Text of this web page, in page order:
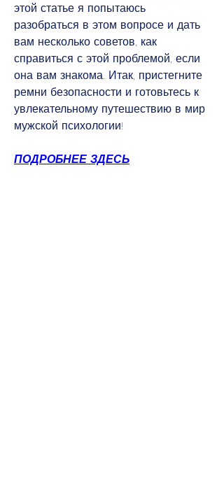
этой статье я попытаюсь
разобраться в этом вопросе и дать
вам несколько советов, как
справиться с этой проблемой, если
она вам знакома. Итак, пристегните
ремни безопасности и готовьтесь к
увлекательному путешествию в мир
мужской психологии!
ПОДРОБНЕЕ ЗДЕСЬ